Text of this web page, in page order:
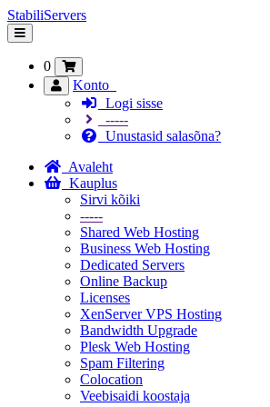
StabiliServers
Lülitage
navigeerimine
0
Konto
Logi sisse
-----
Unustasid salasõna?
Avaleht
Kauplus
Sirvi kõiki
-----
Shared Web Hosting
Business Web Hosting
Dedicated Servers
Online Backup
Licenses
XenServer VPS Hosting
Bandwidth Upgrade
Plesk Web Hosting
Spam Filtering
Colocation
Veebisaidi koostaja